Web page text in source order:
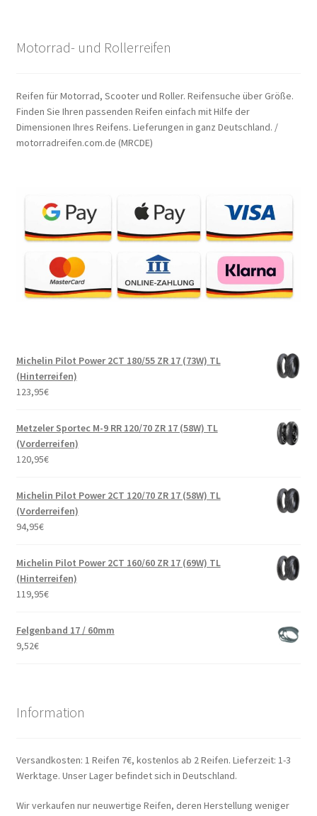
Motorrad- und Rollerreifen
Reifen für Motorrad, Scooter und Roller. Reifensuche über Größe.
Finden Sie Ihren passenden Reifen einfach mit Hilfe der
Dimensionen Ihres Reifens. Lieferungen in ganz Deutschland. /
motorradreifen.com.de (MRCDE)
Michelin Pilot Power 2CT 180/55 ZR 17 (73W) TL
(Hinterreifen)
123,95€
Metzeler Sportec M-9 RR 120/70 ZR 17 (58W) TL
(Vorderreifen)
120,95€
Michelin Pilot Power 2CT 120/70 ZR 17 (58W) TL
(Vorderreifen)
94,95€
Michelin Pilot Power 2CT 160/60 ZR 17 (69W) TL
(Hinterreifen)
119,95€
Felgenband 17 / 60mm
9,52€
Information
Versandkosten: 1 Reifen 7€, kostenlos ab 2 Reifen. Lieferzeit: 1-3
Werktage. Unser Lager befindet sich in Deutschland.
Wir verkaufen nur neuwertige Reifen, deren Herstellung weniger